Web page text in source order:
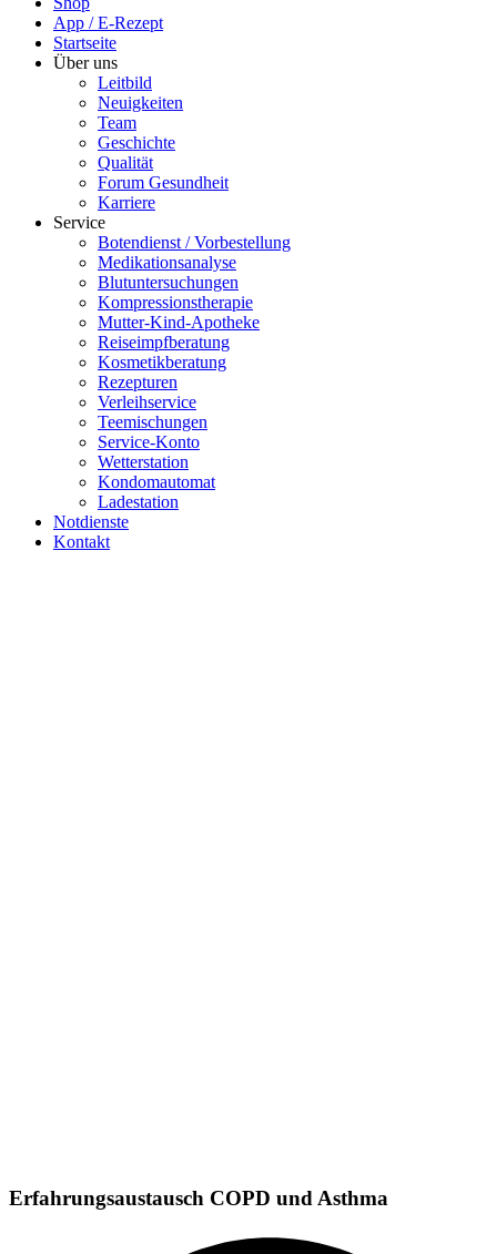
App / E-Rezept
Startseite
Über uns
Leitbild
Neuigkeiten
Team
Geschichte
Qualität
Forum Gesundheit
Karriere
Service
Botendienst / Vorbestellung
Medikationsanalyse
Blutuntersuchungen
Kompressionstherapie
Mutter-Kind-Apotheke
Reiseimpfberatung
Kosmetikberatung
Rezepturen
Verleihservice
Teemischungen
Service-Konto
Wetterstation
Kondomautomat
Ladestation
Notdienste
Kontakt
Erfahrungsaustausch COPD und Asthma